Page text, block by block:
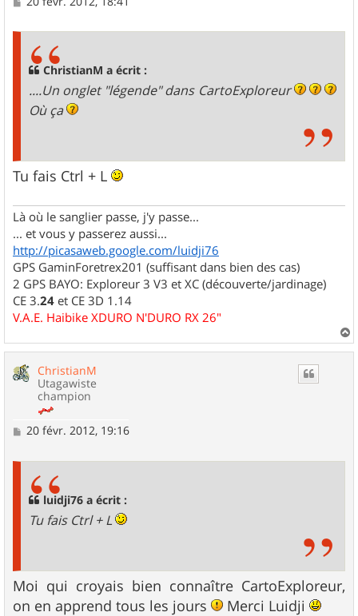
ChristianM a écrit :
....Un onglet "légende" dans CartoExploreur
Où ça
Tu fais Ctrl + L
Là où le sanglier passe, j'y passe...
... et vous y passerez aussi...
http://picasaweb.google.com/luidji76
GPS GaminForetrex201 (suffisant dans bien des cas)
2 GPS BAYO: Exploreur 3 V3 et XC (découverte/jardinage)
CE 3.24 et CE 3D 1.14
V.A.E. Haibike XDURO N'DURO RX 26"
a
ChristianM
Utagawiste
champion
M
20 févr. 2012, 19:16
luidji76 a écrit :
Tu fais Ctrl + L
Moi qui croyais bien connaître CartoExploreur,
on en apprend tous les jours
Merci Luidji